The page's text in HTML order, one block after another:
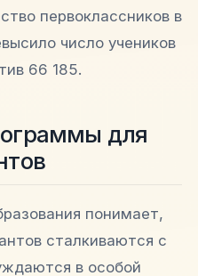
первоклассников в
число учеников
66 185.​
для
понимает,
сталкиваются с
в особой